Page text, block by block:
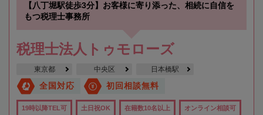
【八丁堀駅徒歩3分】お客様に寄り添った、相続に自信を
もつ税理士事務所
税理士法人トゥモローズ
東京都 中央区 日本橋駅
全国対応 初回相談無料
19時以降TEL可 土日祝OK 在籍数10名以上 オンライン相談可